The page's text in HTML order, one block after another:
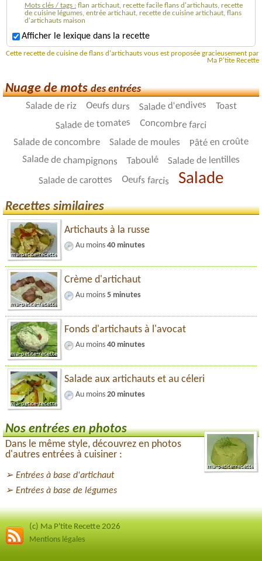
Mots clés / tags : flan artichaut, recette facile flans d'artichauts, recette
de cuisine légumes, entrée artichaut, recette de cuisine artichaut, flans
d'artichauts maison
Afficher le lexique dans la recette
Cette recette de cuisine de flans d'artichauts vous est proposée gracieusement par
Ma P'tite Recette
Nuage de motsdes entrées
Salade de riz Oeufs durs Salade d'endives Toast
Salade de tomates Concombre farci
Salade de concombre Salade de moules Pâté en croûte
Salade de champignons Taboulé Salade de lentilles
Salade de carottes Oeufs farcis Salade
Recettes similaires
Artichauts à la russe
Au moins 40 minutes
Crème d'artichaut
Au moins 5 minutes
Fonds d'artichauts à l'avocat
Au moins 40 minutes
Salade aux artichauts et au céleri
Au moins 20 minutes
Nos entrées en photos
Dans le même style, découvrez en photos
d'autres entrées à cuisiner :
Entrées à base d'artichaut
Entrées à base de légumes
(c) Ma P'tite Recette 2026
Mentions légales